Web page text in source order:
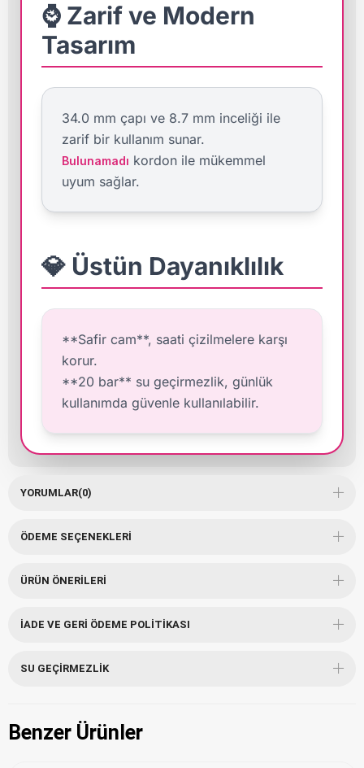
⌚ Zarif ve Modern
Tasarım
34.0 mm çapı ve 8.7 mm inceliği ile
zarif bir kullanım sunar.
Bulunamadı kordon ile mükemmel
uyum sağlar.
💎 Üstün Dayanıklılık
**Safir cam**, saati çizilmelere karşı
korur.
**20 bar** su geçirmezlik, günlük
kullanımda güvenle kullanılabilir.
YORUMLAR(0)
ÖDEME SEÇENEKLERI
ÜRÜN ÖNERILERI
İADE VE GERI ÖDEME POLITIKASI
SU GEÇIRMEZLIK
Benzer Ürünler